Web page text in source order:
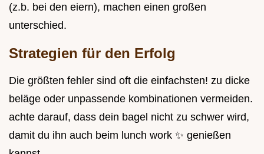
(z.b. bei den eiern), machen einen großen
unterschied.
Strategien für den Erfolg
Die größten fehler sind oft die einfachsten! zu dicke
beläge oder unpassende kombinationen vermeiden.
achte darauf, dass dein bagel nicht zu schwer wird,
damit du ihn auch beim lunch work ✨ genießen